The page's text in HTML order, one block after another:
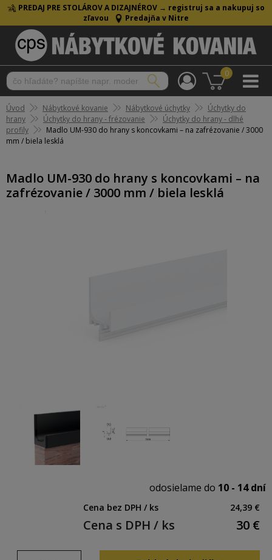
PREDAJ PRE STOLÁROV A DIZAJNÉROV → registruj sa a nakupuj so
zľavou
Predajňa v Nitre
0
Úvod Nábytkové kovanie Nábytkové úchytky
Úchytky do
hrany
Úchytky do hrany - frézovanie
Úchytky do hrany - dlhé
profily
Madlo UM-930 do hrany s koncovkami – na zafrézovanie / 3000
mm / biela lesklá
Madlo UM-930 do hrany s koncovkami – na
zafrézovanie / 3000 mm / biela lesklá
odosielame do 10 - 14 dní
Cena bez DPH / ks 24,39 €
Cena s DPH / ks 30 €